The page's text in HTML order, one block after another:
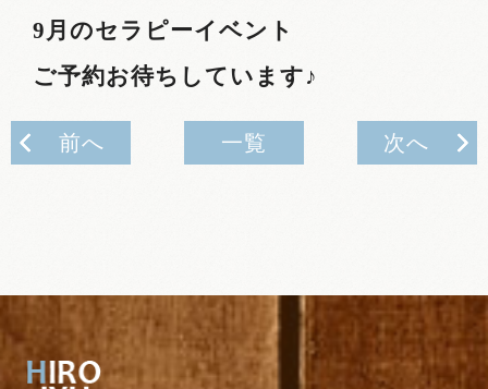
9月のセラピーイベント
ご予約お待ちしています♪
前へ 一覧 次へ